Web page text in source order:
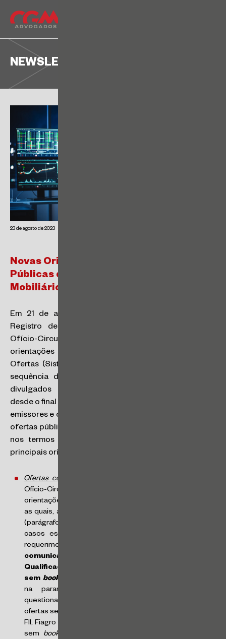
NEWSLETTER
23 de agosto de 2023
Novas Orientações da CVM para Ofertas
Públicas de Distribuição de Valores
Mobiliários
Em 21 de agosto de 2023, a Superintendência de
Registro de Valores Mobiliários (SRE) divulgou o
Ofício-Circular nº 9/2023/CVM/SRE, trazendo novas
orientações para o uso do Sistema de Registro de
Ofertas (Sistema SRE). Esse ofício faz parte de uma
sequência de orientações técnicas que vem sendo
divulgados pela Comissão de Valores Mobiliários
desde o final de 2022, para esclarecer dúvidas e auxiliar
emissores e coordenadores no processo de registro de
ofertas públicas de distribuição de valores mobiliários,
nos termos da Resolução CVM nº 160. Dentre as
principais orientações, destacam-se:
Ofertas com vasos comunicantes e sem bookbuilding
Ofício-Circular nº 2/2023-CVM/SRE apresentava
orientações no item “Ofertas com vasos comunicantes”,
as quais, a partir de agora, devem ser desconsideradas
(parágrafos 6 a 10) devido a falhas observadas em alguns
casos específicos, e tendo sido descontinuados os
requerimentos “
comunicantes sem
Qualificado – vasos comunicantes
sembookbuilding
na parametrização do sistema para incluir o
questionamento “Possui Vasos Comunicantes?” em
ofertas sem
FII, Fiagro FIP e Fiagro FIDC. Como resultado, nas ofertas
sem bookbuilding